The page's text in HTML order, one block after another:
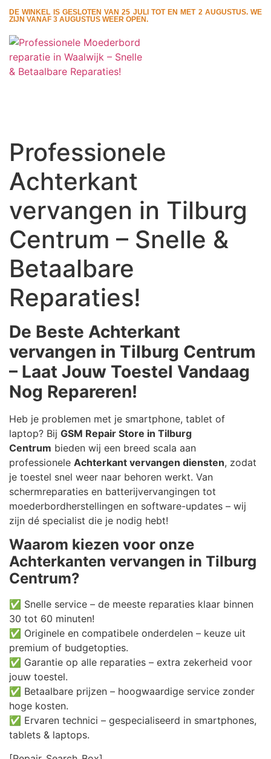
DE WINKEL IS GESLOTEN VAN 25 JULI TOT EN MET 2 AUGUSTUS. WE
ZIJN VANAF 3 AUGUSTUS WEER OPEN.
Professionele
Achterkant
vervangen in Tilburg
Centrum – Snelle &
Betaalbare
Reparaties!
De Beste Achterkant
vervangen in Tilburg Centrum
– Laat Jouw Toestel Vandaag
Nog Repareren!
Heb je problemen met je smartphone, tablet of
laptop? Bij GSM Repair Store in Tilburg
Centrum bieden wij een breed scala aan
professionele Achterkant vervangen diensten, zodat
je toestel snel weer naar behoren werkt. Van
schermreparaties en batterijvervangingen tot
moederbordherstellingen en software-updates – wij
zijn dé specialist die je nodig hebt!
Waarom kiezen voor onze
Achterkanten vervangen in Tilburg
Centrum?
✅ Snelle service – de meeste reparaties klaar binnen
30 tot 60 minuten!
✅ Originele en compatibele onderdelen – keuze uit
premium of budgetopties.
✅ Garantie op alle reparaties – extra zekerheid voor
jouw toestel.
✅ Betaalbare prijzen – hoogwaardige service zonder
hoge kosten.
✅ Ervaren technici – gespecialiseerd in smartphones,
tablets & laptops.